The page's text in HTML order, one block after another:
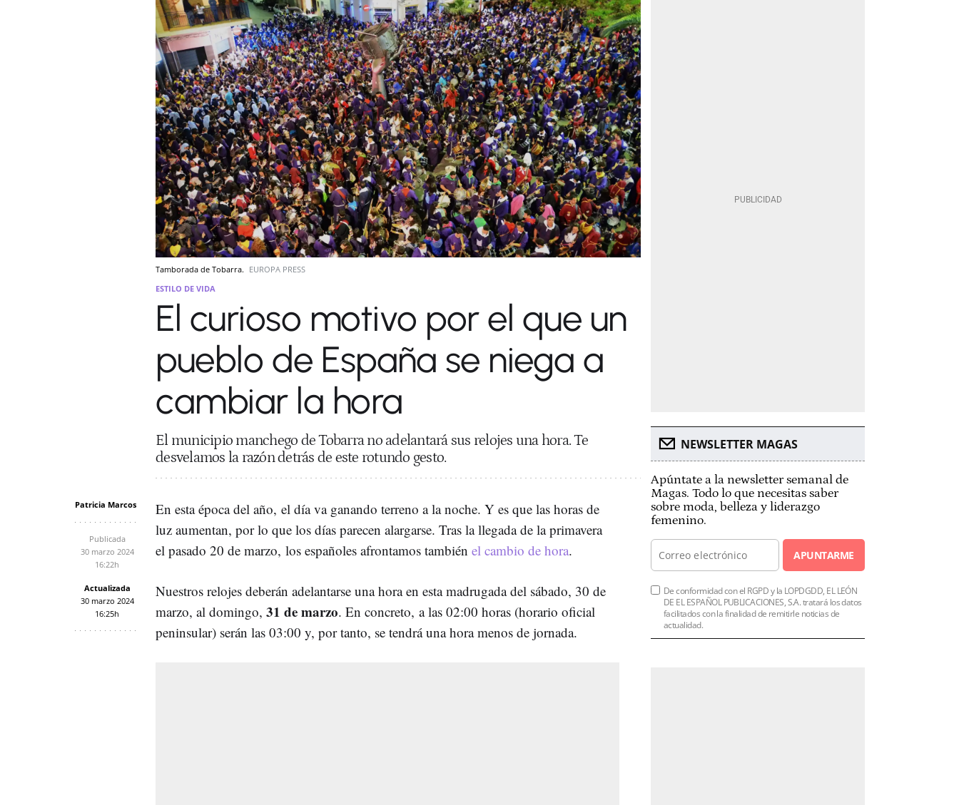
Tamborada de Tobarra. EUROPA PRESS
ESTILO DE VIDA
El curioso motivo por el que un
pueblo de España se niega a
cambiar la hora
El municipio manchego de Tobarra no adelantará sus relojes una hora. Te
desvelamos la razón detrás de este rotundo gesto.
Patricia Marcos
Publicada
30 marzo 2024
16:22h
Actualizada
30 marzo 2024
16:25h
En esta época del año, el día va ganando terreno a la noche. Y es que las horas de
luz aumentan, por lo que los días parecen alargarse. Tras la llegada de la primavera
el pasado 20 de marzo, los españoles afrontamos también el cambio de hora.
Nuestros relojes deberán adelantarse una hora en esta madrugada del sábado, 30 de
marzo, al domingo, 31 de marzo. En concreto, a las 02:00 horas (horario oficial
peninsular) serán las 03:00 y, por tanto, se tendrá una hora menos de jornada.
NEWSLETTER MAGAS
Apúntate a la newsletter semanal de
Magas. Todo lo que necesitas saber
sobre moda, belleza y liderazgo
femenino.
APUNTARME
De conformidad con el RGPD y la LOPDGDD, EL LEÓN
DE EL ESPAÑOL PUBLICACIONES, S.A. tratará los datos
facilitados con la finalidad de remitirle noticias de
actualidad.